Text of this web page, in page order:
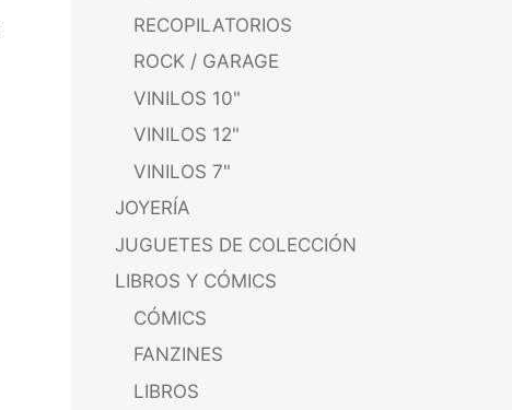
RECOPILATORIOS
ROCK / GARAGE
VINILOS 10"
VINILOS 12"
VINILOS 7"
JOYERÍA
JUGUETES DE COLECCIÓN
LIBROS Y CÓMICS
CÓMICS
FANZINES
LIBROS